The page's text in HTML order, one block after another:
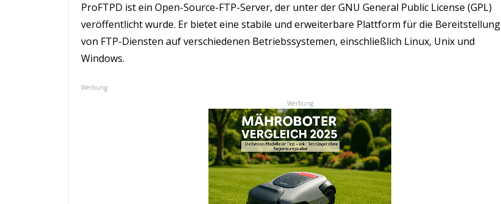
ProFTPD ist ein Open-Source-FTP-Server, der unter der GNU General Public License (GPL)
veröffentlicht wurde. Er bietet eine stabile und erweiterbare Plattform für die Bereitstellung
von FTP-Diensten auf verschiedenen Betriebssystemen, einschließlich Linux, Unix und
Windows.
Werbung
Werbung